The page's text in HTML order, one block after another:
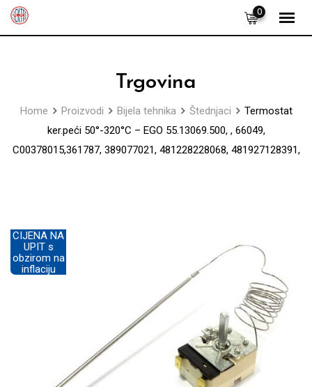
Skip
0
Trgovina
Home Proizvodi Bijela tehnika Štednjaci
Termostat
ker.peći 50°-320°C – EGO 55.13069.500, , 66049,
C00378015,361787, 389077021, 481228228068, 481927128391,
CIJENA NA
UPIT s
obzirom na
inflaciju